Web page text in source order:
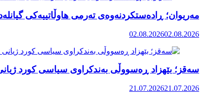
مەریوان؛ ڕادەستکردنەوەی تەرمی هاوڵاتییەکی
02.08.202602.08.2026
سەقز؛ بێهزاد ڕەسووڵی بەندکراوی سیاسی کورد
21.07.202621.07.2026